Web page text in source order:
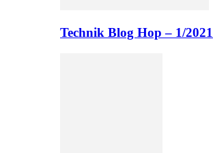
Technik Blog Hop – 1/2021